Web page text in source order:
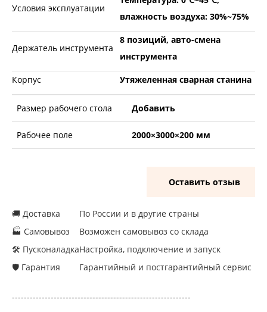
Условия эксплуатации
влажность воздуха: 30%~75%
Держатель инструмента
8 позиций, авто-смена
инструмента
Корпус Утяжеленная сварная станина
Размер рабочего стола Добавить
Рабочее поле 2000×3000×200 мм
Оставить отзыв
🚚 Доставка
🏭 Самовывоз
🛠 Пусконаладка
🛡 Гарантия
По России и в другие страны
Возможен самовывоз со склада
Настройка, подключение и запуск
Гарантийный и постгарантийный сервис
------------------------------------------------------------